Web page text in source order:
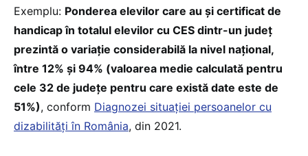
Exemplu: Ponderea elevilor care au și certificat de
handicap în totalul elevilor cu CES dintr-un județ
prezintă o variație considerabilă la nivel național,
între 12% și 94% (valoarea medie calculată pentru
cele 32 de județe pentru care există date este de
51%), conform Diagnozei situației persoanelor cu
dizabilități în România, din 2021.